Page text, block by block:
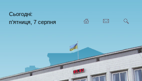
Сьогодні:
п’ятниця, 7 серпня